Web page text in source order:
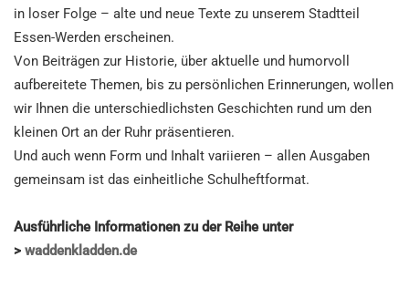
in loser Folge – alte und neue Texte zu unserem Stadtteil
Essen-Werden erscheinen.
Von Beiträgen zur Historie, über aktuelle und humorvoll
aufbereitete Themen, bis zu persönlichen Erinnerungen, wollen
wir Ihnen die unterschiedlichsten Geschichten rund um den
kleinen Ort an der Ruhr präsentieren.
Und auch wenn Form und Inhalt variieren – allen Ausgaben
gemeinsam ist das einheitliche Schulheftformat.
Ausführliche Informationen zu der Reihe unter
> waddenkladden.de